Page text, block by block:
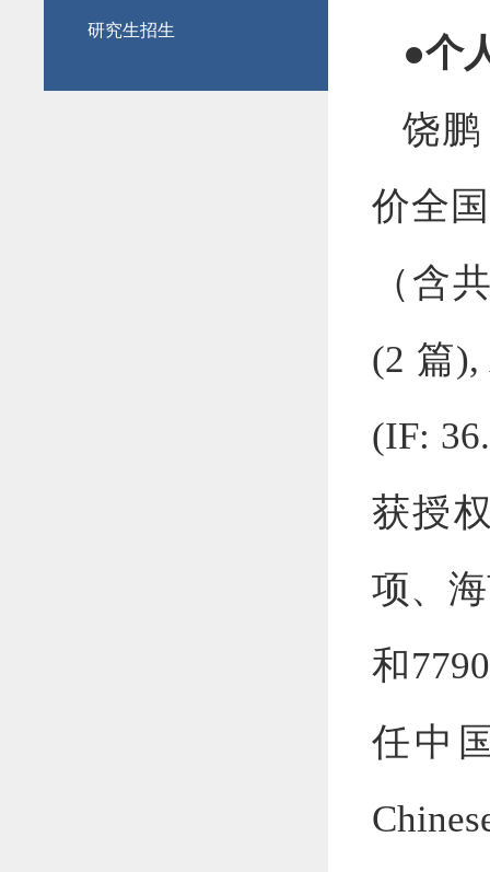
研究生招生
●个
饶鹏
价全
（含
(2 篇),
(IF:
获授
项、
和
任中